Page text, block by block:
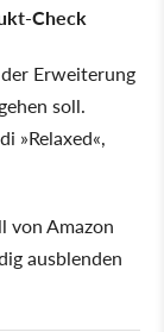
Check
Erweiterung
soll.
»Relaxed«,
von Amazon
ausblenden